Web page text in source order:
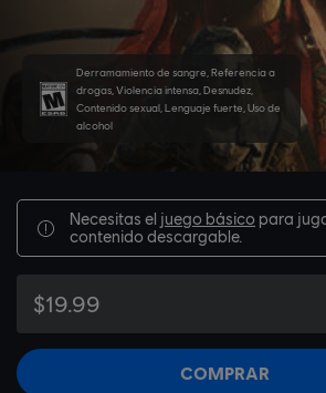
Derramamiento de sangre, Referencia a
drogas, Violencia intensa, Desnudez,
Contenido sexual, Lenguaje fuerte, Uso de
alcohol
Necesitas el juego básico para
contenido descargable.
$19.99
COMPRAR